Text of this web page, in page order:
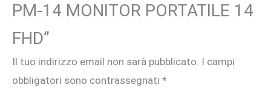
PM-14 MONITOR PORTATILE 14
FHD”
Il tuo indirizzo email non sarà pubblicato. I campi
obbligatori sono contrassegnati *